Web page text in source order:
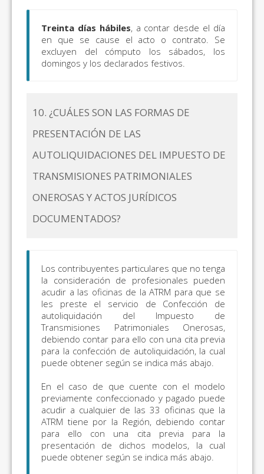
Treinta días hábiles, a contar desde el día
en que se cause el acto o contrato. Se
excluyen del cómputo los sábados, los
domingos y los declarados festivos.
10. ¿CUÁLES SON LAS FORMAS DE
PRESENTACIÓN DE LAS
AUTOLIQUIDACIONES DEL IMPUESTO DE
TRANSMISIONES PATRIMONIALES
ONEROSAS Y ACTOS JURÍDICOS
DOCUMENTADOS?
Los contribuyentes particulares que no tenga
la consideración de profesionales pueden
acudir a las oficinas de la ATRM para que se
les preste el servicio de Confección de
autoliquidación del Impuesto de
Transmisiones Patrimoniales Onerosas,
debiendo contar para ello con una cita previa
para la confección de autoliquidación, la cual
puede obtener según se indica más abajo.
En el caso de que cuente con el modelo
previamente confeccionado y pagado puede
acudir a cualquier de las 33 oficinas que la
ATRM tiene por la Región, debiendo contar
para ello con una cita previa para la
presentación de dichos modelos, la cual
puede obtener según se indica más abajo.